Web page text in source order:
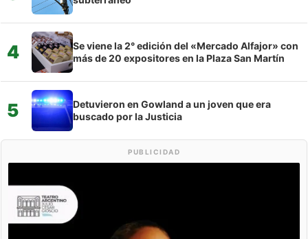
4
Se viene la 2° edición del «Mercado Alfajor» con
más de 20 expositores en la Plaza San Martín
5
Detuvieron en Gowland a un joven que era
buscado por la Justicia
PUBLICIDAD